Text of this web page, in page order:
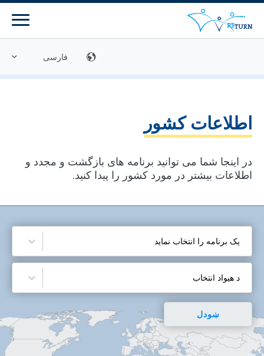
منو
مراکز مشاوره
برنامه‌ها
آمادگی برای بازگشت
برنامه [ZIRF] - اطّلاعات و مشاوره
برنامه های ایالت های فدرال
اطلاعات کشور
اطلاعات کشور
در اینجا شما می توانید برنامه های بازگشت و مجدد و
اطلاعات بیشتر در مورد کشور را پیدا کنید.
یک برنامه را انتخاب نماید
د هیواد انتخاب
ښودل